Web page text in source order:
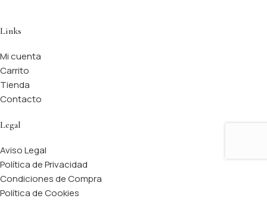
Links
Mi cuenta
Carrito
Tienda
Contacto
Legal
Aviso Legal
Política de Privacidad
Condiciones de Compra
Política de Cookies